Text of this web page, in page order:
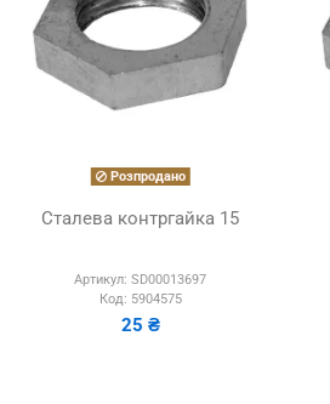
Розпродано
Сталева контргайка 15
Артикул: SD00013697
Код: 5904575
25 ₴